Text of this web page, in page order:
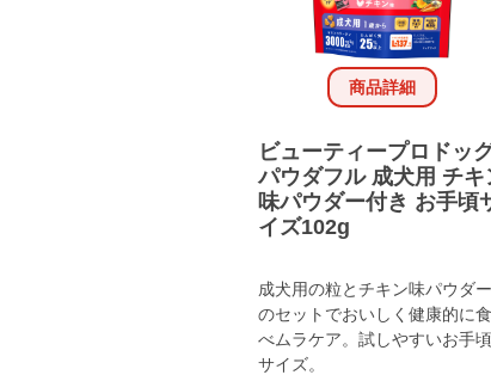
商品詳細
ビューティープロドッ
パウダフル 成犬用 チキ
味パウダー付き お手頃
イズ102g
成犬用の粒とチキン味パウダー
のセットでおいしく健康的に食
べムラケア。試しやすいお手頃
サイズ。